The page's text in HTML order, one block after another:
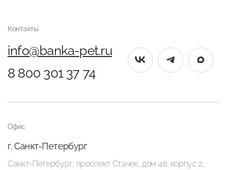
Контакты
info@banka-pet.ru
8 800 301 37 74
Офис
г. Санкт-Петербург
Санкт-Петербург, проспект Стачек, дом 48, корпус 2,